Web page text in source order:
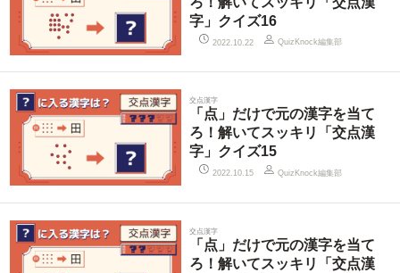
字」クイズ16
2022.10.22 QuizKnock編集部
交点漢字
「点」だけで元の漢字を当て
ろ！解いてスッキリ「交点漢
字」クイズ15
2022.10.15 QuizKnock編集部
交点漢字
「点」だけで元の漢字を当て
ろ！解いてスッキリ「交点漢